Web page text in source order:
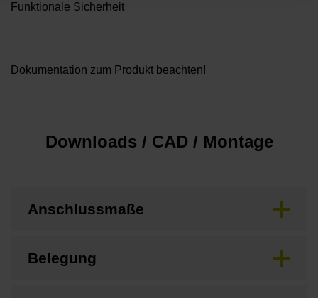
Funktionale Sicherheit
Dokumentation zum Produkt beachten!
Downloads / CAD / Montage
Anschlussmaße
Belegung